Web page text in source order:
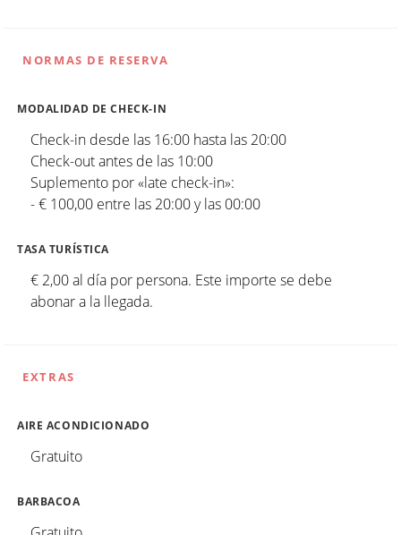
NORMAS DE RESERVA
MODALIDAD DE CHECK-IN
Check-in desde las 16:00 hasta las 20:00
Check-out antes de las 10:00
Suplemento por «late check-in»:
- € 100,00 entre las 20:00 y las 00:00
TASA TURÍSTICA
€ 2,00 al día por persona. Este importe se debe
abonar a la llegada.
EXTRAS
AIRE ACONDICIONADO
Gratuito
BARBACOA